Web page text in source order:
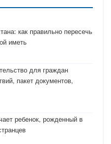
как правильно пересечь
иметь
для граждан
пакет документов,
ребенок, рожденный в